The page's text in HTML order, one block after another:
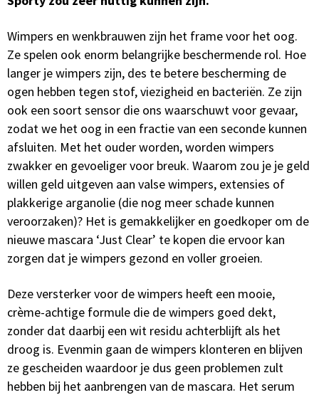
Wimpers en wenkbrauwen zijn het frame voor het oog.
Ze spelen ook enorm belangrijke beschermende rol. Hoe
langer je wimpers zijn, des te betere bescherming de
ogen hebben tegen stof, viezigheid en bacteriën. Ze zijn
ook een soort sensor die ons waarschuwt voor gevaar,
zodat we het oog in een fractie van een seconde kunnen
afsluiten. Met het ouder worden, worden wimpers
zwakker en gevoeliger voor breuk. Waarom zou je je geld
willen geld uitgeven aan valse wimpers, extensies of
plakkerige arganolie (die nog meer schade kunnen
veroorzaken)? Het is gemakkelijker en goedkoper om de
nieuwe mascara ‘Just Clear’ te kopen die ervoor kan
zorgen dat je wimpers gezond en voller groeien.
Deze versterker voor de wimpers heeft een mooie,
crème-achtige formule die de wimpers goed dekt,
zonder dat daarbij een wit residu achterblijft als het
droog is. Evenmin gaan de wimpers klonteren en blijven
ze gescheiden waardoor je dus geen problemen zult
hebben bij het aanbrengen van de mascara. Het serum